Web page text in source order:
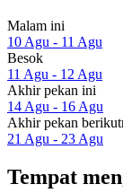
Malam ini
10 Agu - 11 Agu
Besok
11 Agu - 12 Agu
Akhir pekan ini
14 Agu - 16 Agu
Akhir pekan
21 Agu - 23 Agu
Tempat